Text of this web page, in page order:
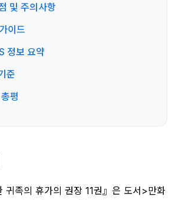
및 주의사항
이드
정보 요약
준
평
귀족의 휴가의 권장 11권』은 도서>만화